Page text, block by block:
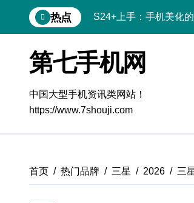
到
热点 S26+颜值暴击！机皇美
三星S26上手：3招秒变
S25美化秘籍：个性定
Galaxy C55 5G潮定新
Galaxy S25+闪亮登场
第七手机网
中国大型手机资讯类网站！
https://www.7shouji.com
首页 热门品牌 三星 2026 三